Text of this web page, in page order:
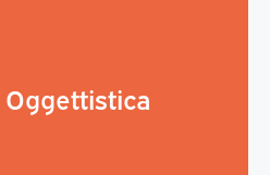
Oggettistica